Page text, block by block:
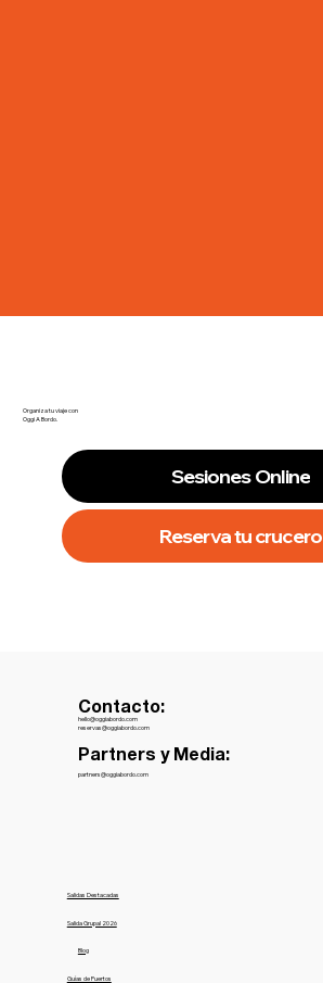
Organiza tu viaje con
Oggi A Bordo.
Sesiones Online
Reserva tu crucero
Salidas Destacadas
Salida Grupal 2026
Guías de Puertos
Blog
Contacto:
hello@oggiabordo.com
reservas@oggiabordo.com
Partners y Media:
partners@oggiabordo.com